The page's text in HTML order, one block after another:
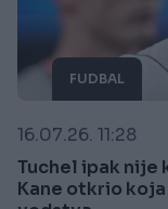
FUDBAL
16.07.26. 11:28
Tuchel ipak nije
Kane otkrio